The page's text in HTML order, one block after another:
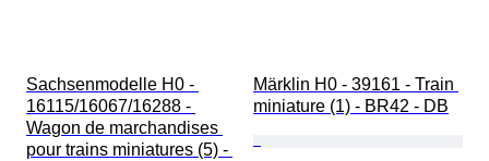
Sachsenmodelle H0 -
16115/16067/16288 -
Wagon de marchandises
pour trains miniatures (5) -
Märklin H0 - 39161 - Train
miniature (1) - BR42 - DB